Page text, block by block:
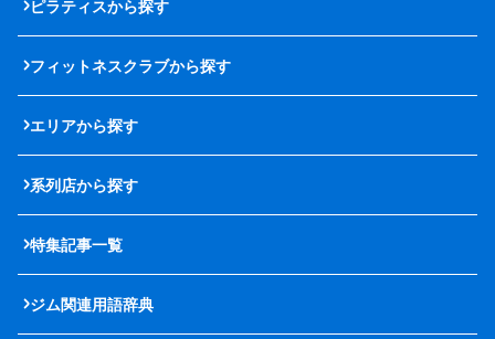
ピラティスから探す
フィットネスクラブから探す
エリアから探す
系列店から探す
特集記事一覧
ジム関連用語辞典